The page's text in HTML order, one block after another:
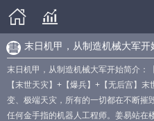
末日机甲，从制造机械大军开
末日机甲，从制造机械大军开始简介：
【末世天灾】+【爆兵】+【无后宫】
变、极端天灾，所有的一切都在不断摧
任何金手指的机器人工程师。姜易站在